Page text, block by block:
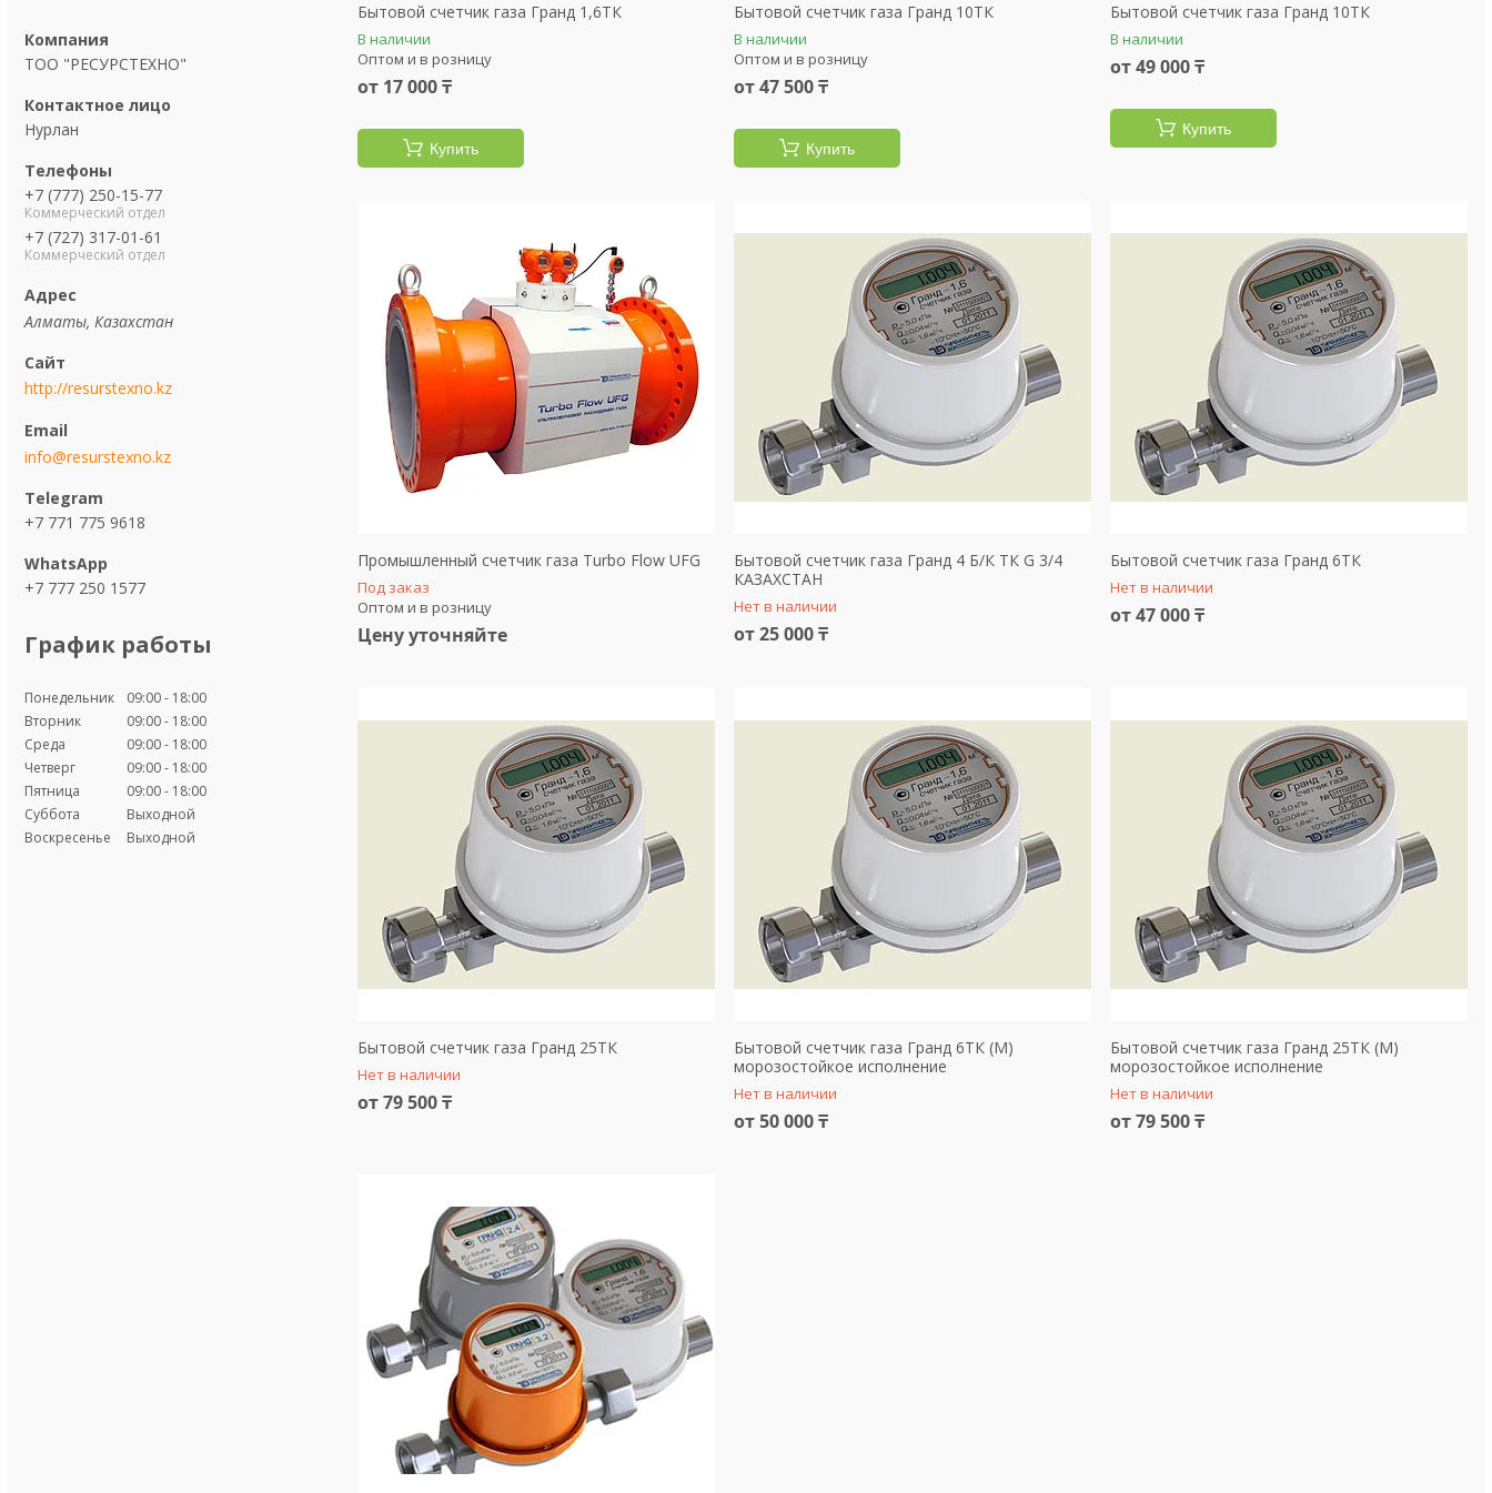
ТОО "РЕСУРСТЕХНО"
Нурлан
+7 (777) 250-15-77
Коммерческий отдел
+7 (727) 317-01-61
Коммерческий отдел
Алматы, Казахстан
http://resurstexno.kz
info@resurstexno.kz
+7 771 775 9618
+7 777 250 1577
График работы
Понедельник 09:00
18:00
Вторник
09:00
18:00
Среда
09:00
18:00
Четверг
09:00
18:00
Пятница
09:00
18:00
Суббота
Выходной
Воскресенье
Выходной
Бытовой счетчик газа Гранд 1,6ТК
В наличии
Оптом и в розницу
от 17 000 ₸
Купить
Бытовой счетчик газа Гранд 10ТК
В наличии
Оптом и в розницу
от 47 500 ₸
Купить
Бытовой счетчик газа Гранд 10ТК
В наличии
от 49 000 ₸
Купить
Промышленный счетчик газа Turbo Flow UFG
Под заказ
Оптом и в розницу
Цену уточняйте
Бытовой счетчик газа Гранд 4 Б/К ТК G 3/4
КАЗАХСТАН
Нет в наличии
от 25 000 ₸
Бытовой счетчик газа Гранд 6ТК
Нет в наличии
от 47 000 ₸
Бытовой счетчик газа Гранд 25ТК
Нет в наличии
от 79 500 ₸
Бытовой счетчик газа Гранд 6ТК (М)
морозостойкое исполнение
Нет в наличии
от 50 000 ₸
Бытовой счетчик газа Гранд 25ТК (М)
морозостойкое исполнение
Нет в наличии
от 79 500 ₸